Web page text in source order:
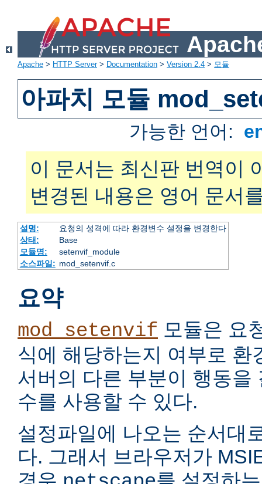
Apache > HTTP Server> Documentation > Version 2.4 > 모듈
아파치 모듈
가능한 언어:
이 문서는 최신판 번역이
변경된 내용은 영어 문서
설명:
요청의 성격에 따라 환경변수 설정을 변경한다
상태:
Base
모듈명:
setenvif_module
소스파일: mod_setenvif.c
요약
mod_setenvif 모듈은 요
식에 해당하는지 여부로 환
서버의 다른 부분이 행동을
수를 사용할 수 있다.
설정파일에 나오는 순서대
다. 그래서 브라우저가